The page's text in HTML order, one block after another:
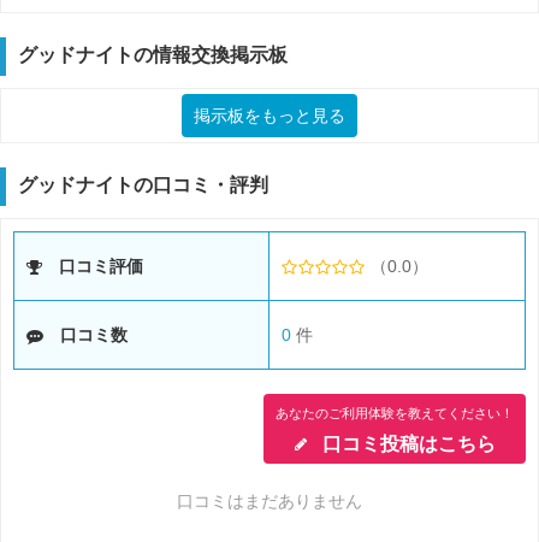
グッドナイトの情報交換掲示板
掲示板をもっと見る
グッドナイトの口コミ・評判
口コミ評価 （0.0）
口コミ数 0 件
あなたのご利用体験を教えてください！
口コミ投稿はこちら
口コミはまだありません